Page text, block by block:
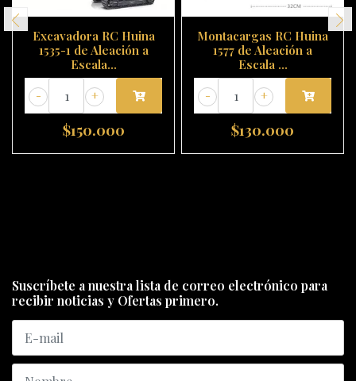
Excavadora RC Huina
1535-1 de Aleación a
Escala...
+
-
$150.000
Montacargas RC Huina
1577 de Aleación a
Escala ...
+
-
$130.000
Suscríbete a nuestra lista de correo electrónico para
recibir noticias y Ofertas primero.